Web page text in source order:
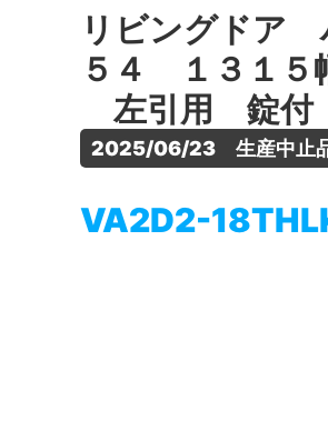
リビングドア
５４ １３１５
左引用 錠付
2025/06/23　生産中止
VA2D2-